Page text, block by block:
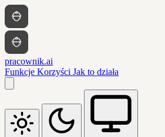
pracownik.ai
Funkcje Korzyści Jak to działa